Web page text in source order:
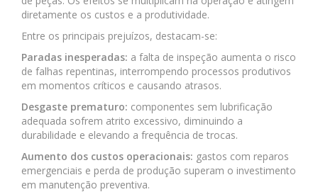
diretamente os custos e a produtividade.
Entre os principais prejuízos, destacam-se:
Paradas inesperadas: a falta de inspeção aumenta o risco
de falhas repentinas, interrompendo processos produtivos
em momentos críticos e causando atrasos.
Desgaste prematuro: componentes sem lubrificação
adequada sofrem atrito excessivo, diminuindo a
durabilidade e elevando a frequência de trocas.
Aumento dos custos operacionais: gastos com reparos
emergenciais e perda de produção superam o investimento
em manutenção preventiva.